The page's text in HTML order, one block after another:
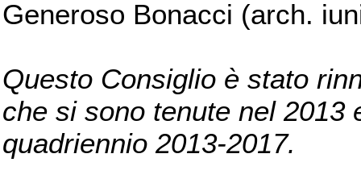
Generoso Bonacci (arch.
Questo Consiglio è stato
che si sono tenute nel 2013
quadriennio 2013-2017.